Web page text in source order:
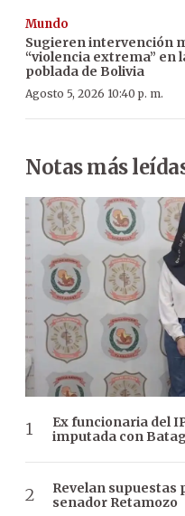
Mundo
Sugieren intervención
“violencia extrema” en
poblada de Bolivia
Agosto 5, 2026 10:40 p. m.
Notas más
Ex funcionaria del
imputada con
Revelan supuestas
senador Retamozo